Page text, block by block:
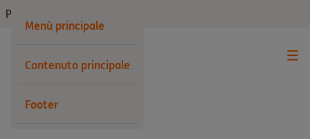
Menù principale
Contenuto principale
Footer
Privati